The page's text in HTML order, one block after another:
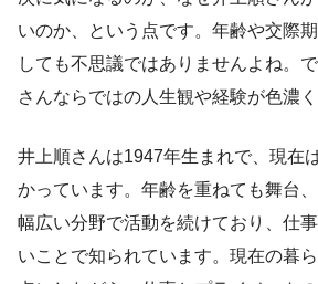
いのか、という点です。年齢や交際
しても不思議ではありませんよね。
さんならではの人生観や経験が色濃
井上順さんは1947年生まれで、現在
かっています。年齢を重ねても舞台
幅広い分野で活動を続けており、仕
いことで知られています。現在の暮